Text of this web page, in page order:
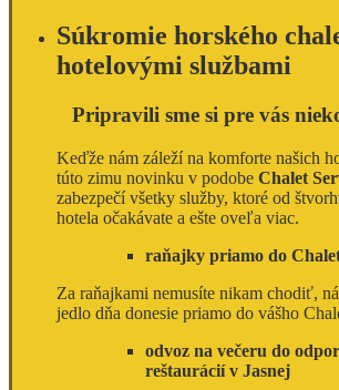
Súkromie horského
hotelovými službami
Pripravili sme si pre vás
Keďže nám záleží na komforte našich
túto zimu novinku v podobe Chalet
zabezpečí všetky služby, ktoré od
hotela očakávate a ešte oveľa viac.
raňajky priamo do
Za raňajkami nemusíte nikam chodiť,
jedlo dňa donesie priamo do vášho
odvoz na večeru do
reštaurácií v Jasnej